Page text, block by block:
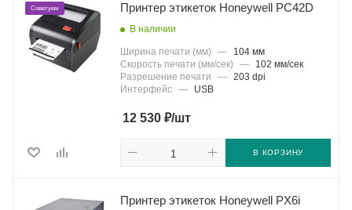
Советуем Принтер этикеток Honeywell PC42D
В наличии
Ширина печати (мм) —
104 мм
Скорость печати (мм/сек)
—
102 мм/сек
Разрешение печати
— 203 dpi
Интерфейс — USB
12 530 ₽/шт
В КОРЗИНУ
Принтер этикеток Honeywell PX6i